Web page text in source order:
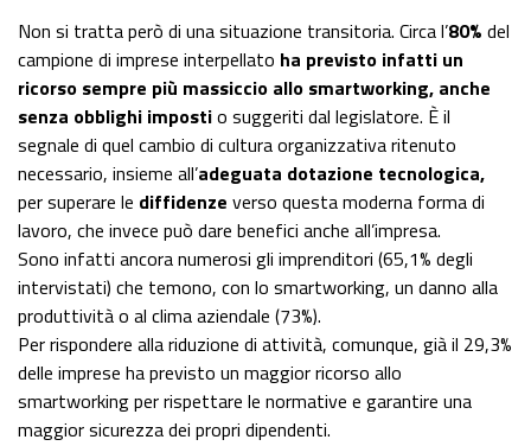
Non si tratta però di una situazione transitoria. Circa l’80% del
campione di imprese interpellato ha previsto infatti un
ricorso sempre più massiccio allo smartworking, anche
senza obblighi impostio suggeriti dal legislatore. È il
segnale di quel cambio di cultura organizzativa ritenuto
necessario, insieme all’adeguata dotazione tecnologica,
per superare le diffidenze verso questa moderna forma di
lavoro, che invece può dare benefici anche all’impresa.
Sono infatti ancora numerosi gli imprenditori (65,1% degli
intervistati) che temono, con lo smartworking, un danno alla
produttività o al clima aziendale (73%).
Per rispondere alla riduzione di attività, comunque, già il 29,3%
delle imprese ha previsto un maggior ricorso allo
smartworking per rispettare le normative e garantire una
maggior sicurezza dei propri dipendenti.